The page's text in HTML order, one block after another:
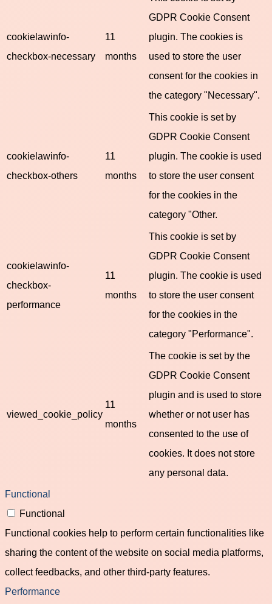
cookielawinfo-
checkbox-necessary
11
months
GDPR Cookie Consent
plugin. The cookies is
used to store the user
consent for the cookies in
the category "Necessary".
cookielawinfo-
checkbox-others
11
months
This cookie is set by
GDPR Cookie Consent
plugin. The cookie is used
to store the user consent
for the cookies in the
category "Other.
cookielawinfo-
checkbox-
performance
11
months
This cookie is set by
GDPR Cookie Consent
plugin. The cookie is used
to store the user consent
for the cookies in the
category "Performance".
viewed_cookie_policy
11
months
The cookie is set by the
GDPR Cookie Consent
plugin and is used to store
whether or not user has
consented to the use of
cookies. It does not store
any personal data.
Functional
Functional
Functional cookies help to perform certain functionalities like
sharing the content of the website on social media platforms,
collect feedbacks, and other third-party features.
Performance